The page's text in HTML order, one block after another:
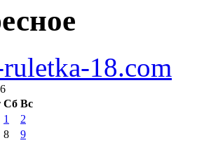
18.com
Сб Вс
1
2
8
9